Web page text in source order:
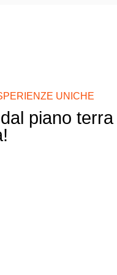
UNICHE
piano